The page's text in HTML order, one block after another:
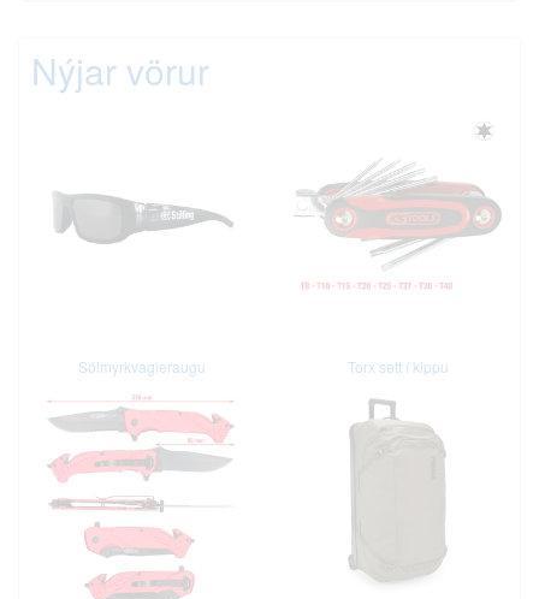
Nýjar vörur
Sólmyrkvagleraugu Torx sett í kippu